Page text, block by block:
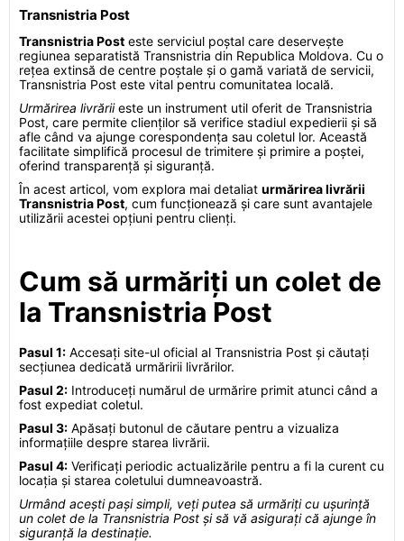
Transnistria Post
Transnistria Post este serviciul poștal care deservește
regiunea separatistă Transnistria din Republica Moldova. Cu o
rețea extinsă de centre poștale și o gamă variată de servicii,
Transnistria Post este vital pentru comunitatea locală.
Urmărirea livrăriieste un instrument util oferit de Transnistria
Post, care permite clienților să verifice stadiul expedierii și să
afle când va ajunge corespondența sau coletul lor. Această
facilitate simplifică procesul de trimitere și primire a poștei,
oferind transparență și siguranță.
În acest articol, vom explora mai detaliat urmărirea livrării
Transnistria Post, cum funcționează și care sunt avantajele
utilizării acestei opțiuni pentru clienți.
Cum să urmăriți un colet de
la Transnistria Post
Pasul 1: Accesați site-ul oficial al Transnistria Post și căutați
secțiunea dedicată urmăririi livrărilor.
Pasul 2: Introduceți numărul de urmărire primit atunci când a
fost expediat coletul.
Pasul 3: Apăsați butonul de căutare pentru a vizualiza
informațiile despre starea livrării.
Pasul 4: Verificați periodic actualizările pentru a fi la curent cu
locația și starea coletului dumneavoastră.
Urmând acești pași simpli, veți putea să urmăriți cu ușurință
un colet de la Transnistria Post și să vă asigurați că ajunge în
siguranță la destinație.